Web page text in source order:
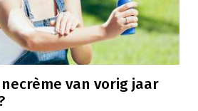
van vorig jaar